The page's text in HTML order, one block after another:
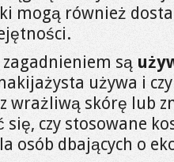
mogą również
są
używa i
wrażliwą skórę lub
się, czy stosowane
osób dbających o